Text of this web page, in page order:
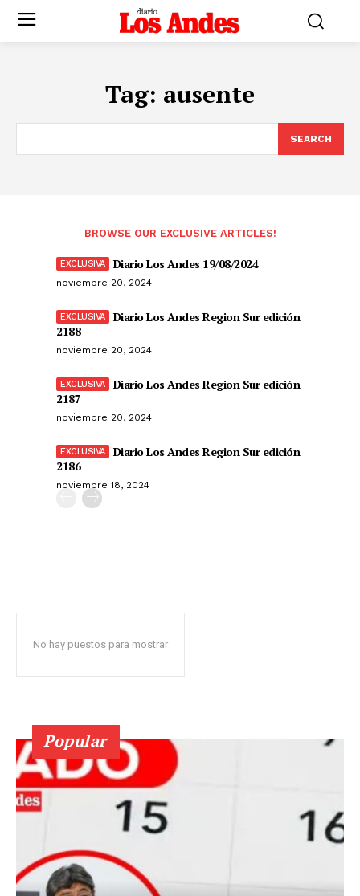
Tag: ausente
SEARCH
BROWSE OUR EXCLUSIVE ARTICLES!
Diario Los Andes 19/08/2024
noviembre 20, 2024
Diario Los Andes Region Sur edición
2188
noviembre 20, 2024
Diario Los Andes Region Sur edición
2187
noviembre 20, 2024
Diario Los Andes Region Sur edición
2186
noviembre 18, 2024
No hay puestos para mostrar
Popular